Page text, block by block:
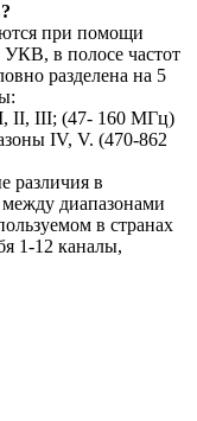
при помощи
УКВ, в полосе частот
разделена на 5
II, III; (47- 160 МГц)
IV, V. (470-862
различия в
диапазонами
в странах
1-12 каналы,